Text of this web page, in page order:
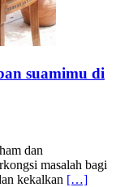
suamimu di
dan
masalah bagi
kekalkan […]